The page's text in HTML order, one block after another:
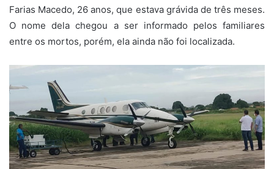
Farias Macedo, 26 anos, que estava grávida de três meses.
O nome dela chegou a ser informado pelos familiares
entre os mortos, porém, ela ainda não foi localizada.